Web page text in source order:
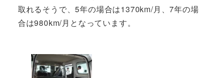
取れるそうで、5年の場合は1370km/月、7年の場
合は980km/月となっています。